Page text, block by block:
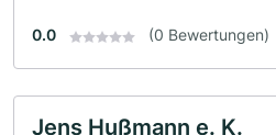
0.0 (0 Bewertungen)
Jens Hußmann e. K.